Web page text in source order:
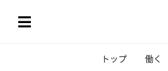
トップ 働く